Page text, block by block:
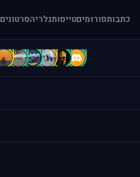
כתבותפורומיםטייסותגלריהסרטונים
5
=
[
[
[
A